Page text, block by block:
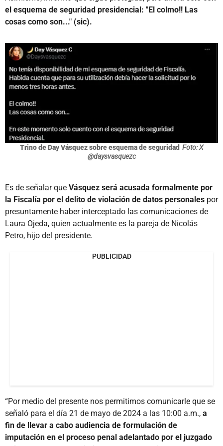
el esquema de seguridad presidencial: "El colmo!! Las
cosas como son..." (sic).
Trino de Day Vásquez sobre esquema de seguridad Foto: X
@daysvasquezc
Es de señalar que Vásquez será acusada formalmente por
la Fiscalía por el delito de violación de datos personales por
presuntamente haber interceptado las comunicaciones de
Laura Ojeda, quien actualmente es la pareja de Nicolás
Petro, hijo del presidente.
PUBLICIDAD
“Por medio del presente nos permitimos comunicarle que se
señaló para el día 21 de mayo de 2024 a las 10:00 a.m., a
fin de llevar a cabo audiencia de formulación de
imputación en el proceso penal adelantado por el juzgado